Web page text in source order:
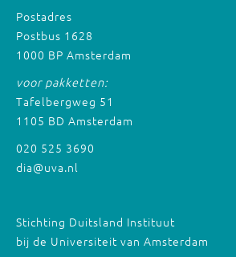
Postadres
Postbus 1628
1000 BP Amsterdam
voor pakketten:
Tafelbergweg 51
1105 BD Amsterdam
020 525 3690
dia@uva.nl
Stichting Duitsland Instituut
bij de Universiteit van Amsterdam